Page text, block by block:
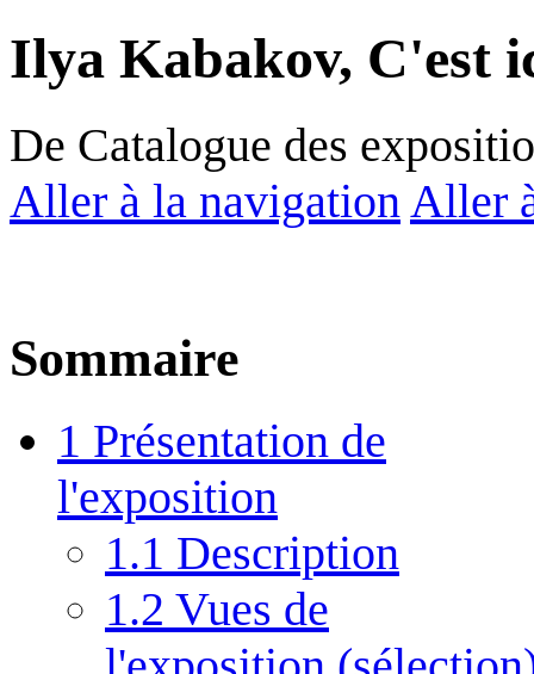
Ilya Kabakov, C'est
De Catalogue des
Aller à la navigation Aller
Sommaire
1 Présentation de
l'exposition
1.1 Description
1.2 Vues de